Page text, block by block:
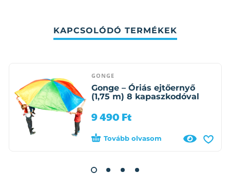
KAPCSOLÓDÓ TERMÉKEK
GONGE
Gonge – Óriás ejtőernyő
(1,75 m) 8 kapaszkodóval
9 490 Ft
Tovább olvasom